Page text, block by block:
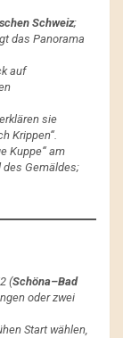
Schweiz;
das Panorama
auf
sie
Krippen“.
Kuppe“ am
Gemäldes;
(Schöna–Bad
oder zwei
Start wählen,